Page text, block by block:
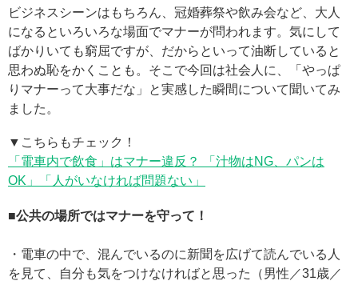
ビジネスシーンはもちろん、冠婚葬祭や飲み会など、大人
になるといろいろな場面でマナーが問われます。気にして
ばかりいても窮屈ですが、だからといって油断していると
思わぬ恥をかくことも。そこで今回は社会人に、「やっぱ
りマナーって大事だな」と実感した瞬間について聞いてみ
ました。
▼こちらもチェック！
「電車内で飲食」はマナー違反？ 「汁物はNG、パンは
OK」「人がいなければ問題ない」
■公共の場所ではマナーを守って！
・電車の中で、混んでいるのに新聞を広げて読んでいる人
を見て、自分も気をつけなければと思った（男性／31歳／